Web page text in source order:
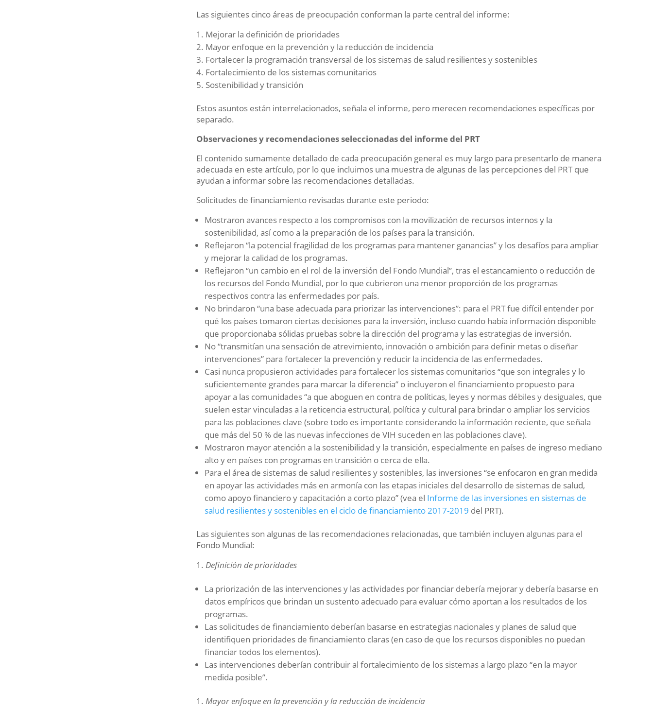
Las siguientes cinco áreas de preocupación conforman la parte central del informe:
Mejorar la definición de prioridades
Mayor enfoque en la prevención y la reducción de incidencia
Fortalecer la programación transversal de los sistemas de salud resilientes y sostenibles
Fortalecimiento de los sistemas comunitarios
Sostenibilidad y transición
Estos asuntos están interrelacionados, señala el informe, pero merecen recomendaciones específicas por
separado.
Observaciones y recomendaciones seleccionadas del informe del PRT
El contenido sumamente detallado de cada preocupación general es muy largo para presentarlo de manera
adecuada en este artículo, por lo que incluimos una muestra de algunas de las percepciones del PRT que
ayudan a informar sobre las recomendaciones detalladas.
Solicitudes de financiamiento revisadas durante este periodo:
Mostraron avances respecto a los compromisos con la movilización de recursos internos y la
sostenibilidad, así como a la preparación de los países para la transición.
Reflejaron “la potencial fragilidad de los programas para mantener ganancias” y los desafíos para ampliar
y mejorar la calidad de los programas.
Reflejaron “un cambio en el rol de la inversión del Fondo Mundial”, tras el estancamiento o reducción de
los recursos del Fondo Mundial, por lo que cubrieron una menor proporción de los programas
respectivos contra las enfermedades por país.
No brindaron “una base adecuada para priorizar las intervenciones”: para el PRT fue difícil entender por
qué los países tomaron ciertas decisiones para la inversión, incluso cuando había información disponible
que proporcionaba sólidas pruebas sobre la dirección del programa y las estrategias de inversión.
No “transmitían una sensación de atrevimiento, innovación o ambición para definir metas o diseñar
intervenciones” para fortalecer la prevención y reducir la incidencia de las enfermedades.
Casi nunca propusieron actividades para fortalecer los sistemas comunitarios “que son integrales y lo
suficientemente grandes para marcar la diferencia” o incluyeron el financiamiento propuesto para
apoyar a las comunidades “a que aboguen en contra de políticas, leyes y normas débiles y desiguales, que
suelen estar vinculadas a la reticencia estructural, política y cultural para brindar o ampliar los servicios
para las poblaciones clave (sobre todo es importante considerando la información reciente, que señala
que más del 50 % de las nuevas infecciones de VIH suceden en las poblaciones clave).
Mostraron mayor atención a la sostenibilidad y la transición, especialmente en países de ingreso mediano
alto y en países con programas en transición o cerca de ella.
Para el área de sistemas de salud resilientes y sostenibles, las inversiones “se enfocaron en gran medida
en apoyar las actividades más en armonía con las etapas iniciales del desarrollo de sistemas de salud,
como apoyo financiero y capacitación a corto plazo” (vea el Informe de las inversiones en sistemas de
salud resilientes y sostenibles en el ciclo de financiamiento 2017-2019 del PRT).
Las siguientes son algunas de las recomendaciones relacionadas, que también incluyen algunas para el
Fondo Mundial:
Definición de prioridades
La priorización de las intervenciones y las actividades por financiar debería mejorar y debería basarse en
datos empíricos que brindan un sustento adecuado para evaluar cómo aportan a los resultados de los
programas.
Las solicitudes de financiamiento deberían basarse en estrategias nacionales y planes de salud que
identifiquen prioridades de financiamiento claras (en caso de que los recursos disponibles no puedan
financiar todos los elementos).
Las intervenciones deberían contribuir al fortalecimiento de los sistemas a largo plazo “en la mayor
medida posible”.
Mayor enfoque en la prevención y la reducción de incidencia